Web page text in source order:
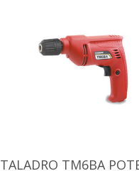
TALADRO TM6BA